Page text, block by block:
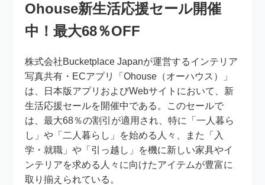
Ohouse新生活応援セール開催
中！最大68％OFF
株式会社Bucketplace Japanが運営するインテリア
写真共有・ECアプリ「Ohouse（オーハウス）」
は、日本版アプリおよびWebサイトにおいて、新
生活応援セールを開催中である。このセールで
は、最大68％の割引が適用され、特に「一人暮ら
し」や「二人暮らし」を始める人々、また「入
学・就職」や「引っ越し」を機に新しい家具やイ
ンテリアを求める人々に向けたアイテムが豊富に
取り揃えられている。